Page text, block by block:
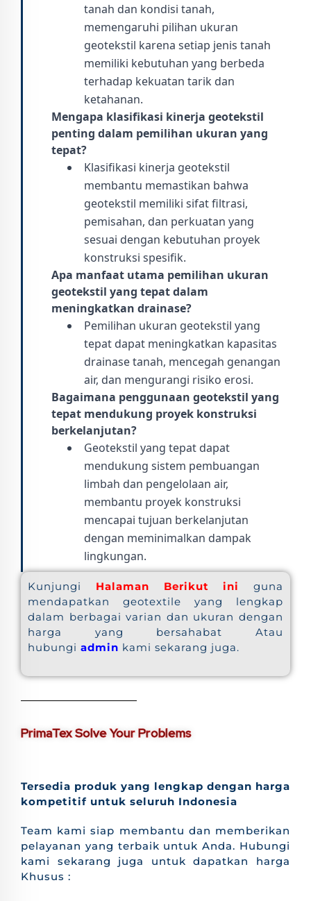
tanah dan kondisi tanah,
memengaruhi pilihan ukuran
geotekstil karena setiap jenis tanah
memiliki kebutuhan yang berbeda
terhadap kekuatan tarik dan
ketahanan.
Mengapa klasifikasi kinerja geotekstil
penting dalam pemilihan ukuran yang
tepat?
Klasifikasi kinerja geotekstil
membantu memastikan bahwa
geotekstil memiliki sifat filtrasi,
pemisahan, dan perkuatan yang
sesuai dengan kebutuhan proyek
konstruksi spesifik.
Apa manfaat utama pemilihan ukuran
geotekstil yang tepat dalam
meningkatkan drainase?
Pemilihan ukuran geotekstil yang
tepat dapat meningkatkan kapasitas
drainase tanah, mencegah genangan
air, dan mengurangi risiko erosi.
Bagaimana penggunaan geotekstil yang
tepat mendukung proyek konstruksi
berkelanjutan?
Geotekstil yang tepat dapat
mendukung sistem pembuangan
limbah dan pengelolaan air,
membantu proyek konstruksi
mencapai tujuan berkelanjutan
dengan meminimalkan dampak
lingkungan.
Kunjungi Halaman Berikut ini
guna
mendapatkan geotextile yang lengkap
dalam berbagai varian dan ukuran dengan
harga yang bersahabat Atau
hubungi admin kami sekarang juga.
PrimaTex Solve Your Problems
Tersedia produk yang lengkap dengan harga
kompetitif untuk seluruh Indonesia
Team kami siap membantu dan memberikan
pelayanan yang terbaik untuk Anda. Hubungi
kami sekarang juga untuk dapatkan harga
Khusus :